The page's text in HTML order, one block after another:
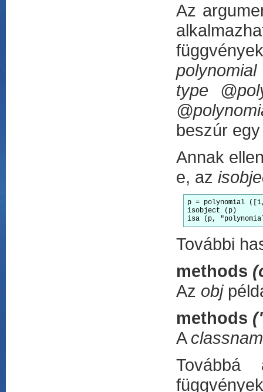
Az
polynomial
type
beszúr
Annak
e, az
p = polynomial
isobject (p)
isa (p,
További
methods
Az obj
methods
A
Továbbá